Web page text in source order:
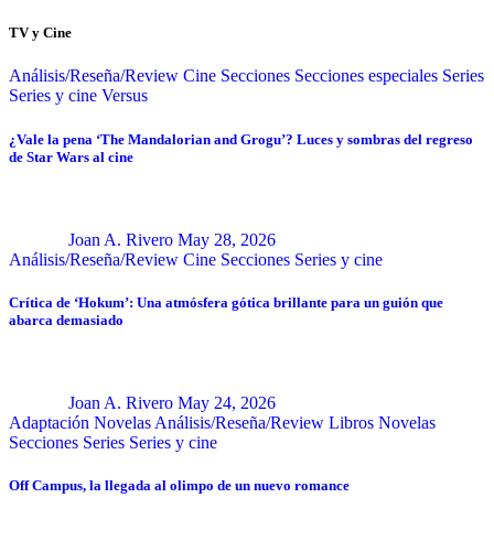
TV y Cine
Análisis/Reseña/Review Cine Secciones Secciones especiales Series
Series y cine Versus
¿Vale la pena ‘The Mandalorian and Grogu’? Luces y sombras del regreso
de Star Wars al cine
Joan A. Rivero May 28, 2026
Análisis/Reseña/Review Cine Secciones Series y cine
Crítica de ‘Hokum’: Una atmósfera gótica brillante para un guión que
abarca demasiado
Joan A. Rivero May 24, 2026
Adaptación Novelas Análisis/Reseña/Review Libros Novelas
Secciones Series Series y cine
Off Campus, la llegada al olimpo de un nuevo romance